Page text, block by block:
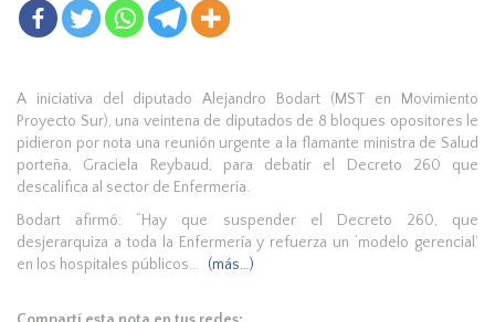
A iniciativa del diputado Alejandro Bodart (MST en Movimiento
Proyecto Sur), una veintena de diputados de 8 bloques opositores le
pidieron por nota una reunión urgente a la flamante ministra de Salud
porteña, Graciela Reybaud, para debatir el Decreto 260 que
descalifica al sector de Enfermería.
Bodart afirmó: “Hay que suspender el Decreto 260, que
desjerarquiza a toda la Enfermería y refuerza un ‘modelo gerencial’
en los hospitales públicos…
(más…)